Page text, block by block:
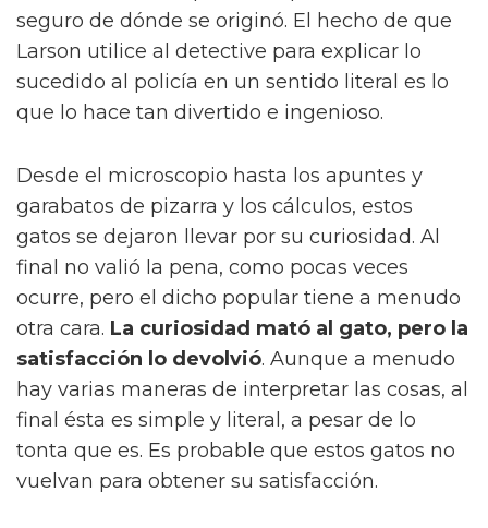
seguro de dónde se originó. El hecho de que
Larson utilice al detective para explicar lo
sucedido al policía en un sentido literal es lo
que lo hace tan divertido e ingenioso.
Desde el microscopio hasta los apuntes y
garabatos de pizarra y los cálculos, estos
gatos se dejaron llevar por su curiosidad. Al
final no valió la pena, como pocas veces
ocurre, pero el dicho popular tiene a menudo
otra cara. La curiosidad mató al gato, pero la
satisfacción lo devolvió. Aunque a menudo
hay varias maneras de interpretar las cosas, al
final ésta es simple y literal, a pesar de lo
tonta que es. Es probable que estos gatos no
vuelvan para obtener su satisfacción.